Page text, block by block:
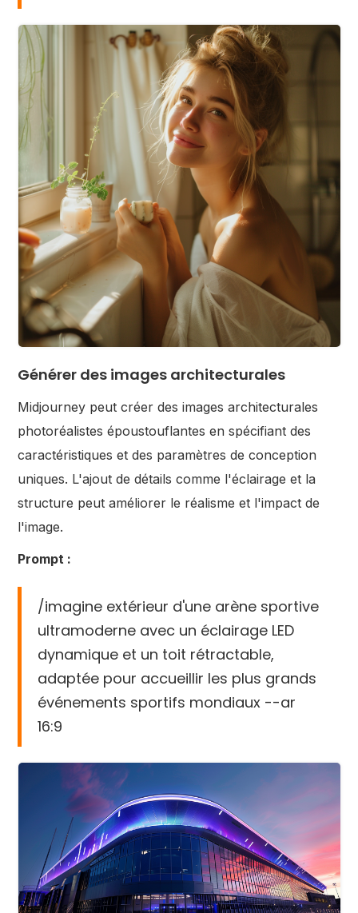
Générer des images architecturales
Midjourney peut créer des images architecturales
photoréalistes époustouflantes en spécifiant des
caractéristiques et des paramètres de conception
uniques. L'ajout de détails comme l'éclairage et la
structure peut améliorer le réalisme et l'impact de
l'image.
Prompt :
/imagine extérieur d'une arène sportive
ultramoderne avec un éclairage LED
dynamique et un toit rétractable,
adaptée pour accueillir les plus grands
événements sportifs mondiaux --ar
16:9